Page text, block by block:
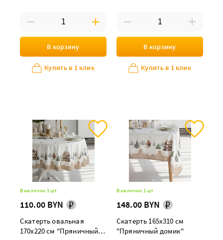
В корзину
Купить в 1 клик
В корзину
Купить в 1 клик
В наличии 1 шт
110.00 BYN
Скатерть овальная
170х220 см "Пряничный
В наличии 1 шт
148.00 BYN
Скатерть 165х310 см
"Пряничный домик"